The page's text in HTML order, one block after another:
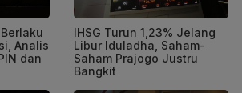
Analis
dan
IHSG Turun 1,23% Jelang
Libur Iduladha, Saham-
Saham Prajogo Justru
Bangkit